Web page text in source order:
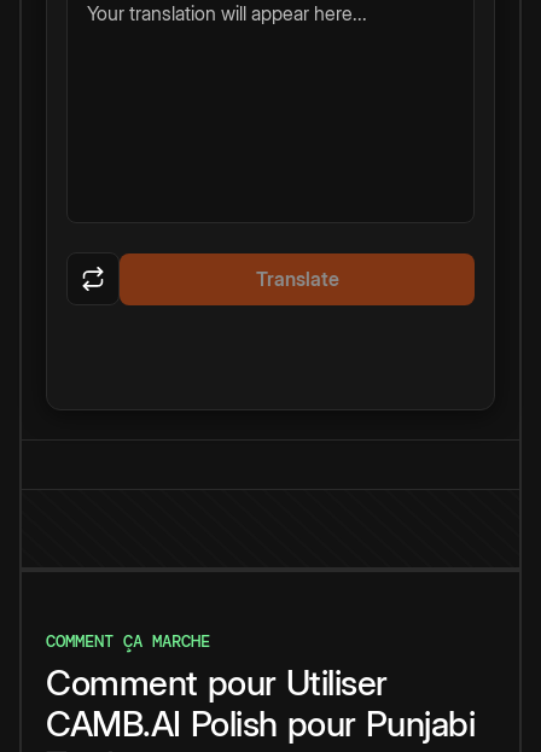
Your translation will appear here...
Translate
COMMENT ÇA MARCHE
Comment pour Utiliser
CAMB.AI Polish pour Punjabi